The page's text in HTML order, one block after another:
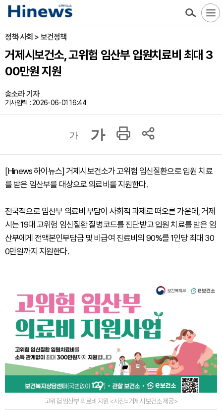
정책·사회 > 보건정책
거제시보건소, 고위험 임산부 입원치료비 최대 3
00만원 지원
송소라 기자
기사입력 : 2026-06-01 16:44
가 가
[Hinews 하이뉴스] 거제시보건소가 고위험 임신질환으로 입원 치료
를 받은 임산부를 대상으로 의료비를 지원한다.
전국적으로 임산부 의료비 부담이 사회적 과제로 떠오른 가운데, 거제
시는 19대 고위험 임신질환 질병코드를 진단받고 입원 치료를 받은 임
산부에게 전액본인부담금 및 비급여 진료비의 90%를 1인당 최대 30
0만원까지 지원한다.
고위험 임산부 의료비 지원 <사진=거제시보건소 제공>